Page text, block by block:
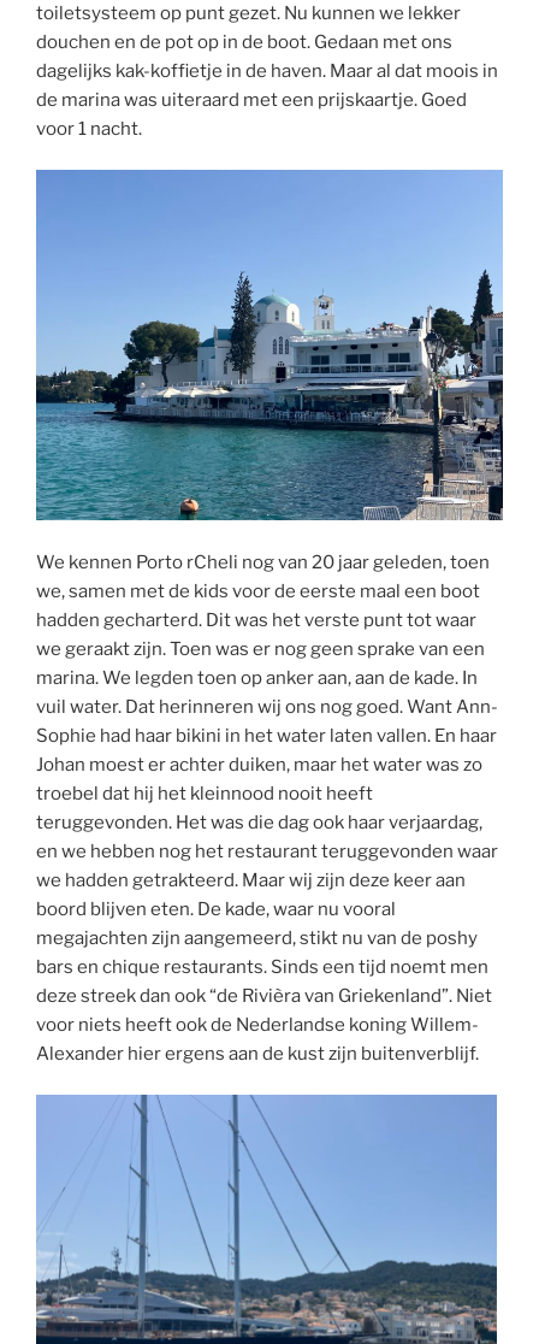
toiletsysteem op punt gezet. Nu kunnen we lekker
douchen en de pot op in de boot. Gedaan met ons
dagelijks kak-koffietje in de haven. Maar al dat moois in
de marina was uiteraard met een prijskaartje. Goed
voor 1 nacht.
We kennen Porto rCheli nog van 20 jaar geleden, toen
we, samen met de kids voor de eerste maal een boot
hadden gecharterd. Dit was het verste punt tot waar
we geraakt zijn. Toen was er nog geen sprake van een
marina. We legden toen op anker aan, aan de kade. In
vuil water. Dat herinneren wij ons nog goed. Want Ann-
Sophie had haar bikini in het water laten vallen. En haar
Johan moest er achter duiken, maar het water was zo
troebel dat hij het kleinnood nooit heeft
teruggevonden. Het was die dag ook haar verjaardag,
en we hebben nog het restaurant teruggevonden waar
we hadden getrakteerd. Maar wij zijn deze keer aan
boord blijven eten. De kade, waar nu vooral
megajachten zijn aangemeerd, stikt nu van de poshy
bars en chique restaurants. Sinds een tijd noemt men
deze streek dan ook “de Rivièra van Griekenland”. Niet
voor niets heeft ook de Nederlandse koning Willem-
Alexander hier ergens aan de kust zijn buitenverblijf.